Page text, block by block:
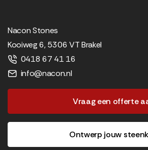
Nacon Stones
Kooiweg 6, 5306 VT Brakel
0418 67 41 16
info@nacon.nl
Vraag een offerte
Ontwerp jouw